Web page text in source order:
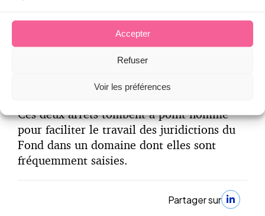
Accepter
Refuser
Voir les préférences
revanche qu’un relevé d’itinéraires d’un
coursier, corroboré par des attestations,
constituent des éléments suffisamment
Ces deux arrêts tombent à point nommé
pour faciliter le travail des juridictions du
Fond dans un domaine dont elles sont
fréquemment saisies.
Partager sur